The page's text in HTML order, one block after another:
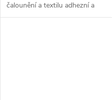
čalounění a textilu adhezní a
snadno omyvatelný povrch...